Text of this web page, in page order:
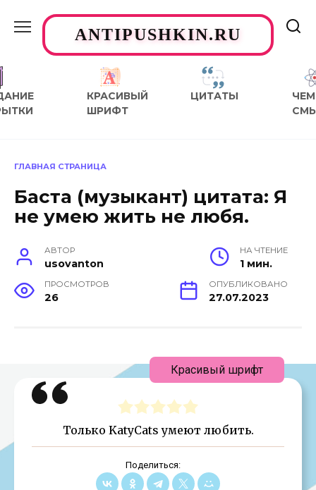
содержаниюANTIPUSHKIN.RU
КРАСИВЫЙ
ШРИФТ
ЦИТАТЫ
ЧЕМ
ГЛАВНАЯ СТРАНИЦА
Баста (музыкант) цитата: Я
не умею жить не любя.
АВТОР
usovanton
НА ЧТЕНИЕ
1 мин.
ПРОСМОТРОВ
26
ОПУБЛИКОВАНО
27.07.2023
Только KatyCats умеют любить.
Поделиться:
Красивый шрифт